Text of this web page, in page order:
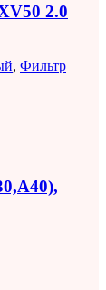
2.0
, Фильтр